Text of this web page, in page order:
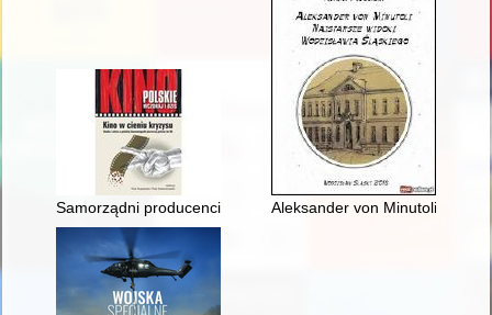
Samorządni producenci : Studio Filmowe im. Karola
Aleksander von Minutoli :